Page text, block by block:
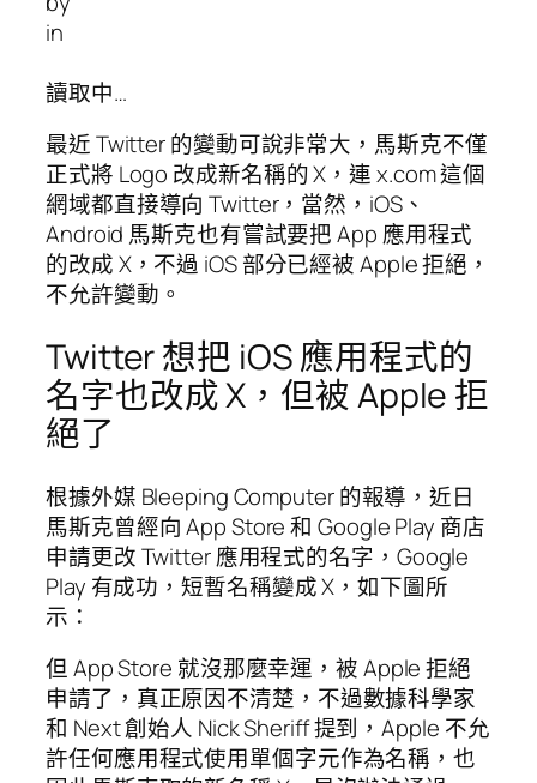
in
讀取中…
最近 Twitter 的變動可說非常大，馬斯克不僅
正式將 Logo 改成新名稱的 X，連 x.com 這個
網域都直接導向 Twitter，當然，iOS、
Android 馬斯克也有嘗試要把 App 應用程式
的改成 X，不過 iOS 部分已經被 Apple 拒絕，
不允許變動。
Twitter 想把 iOS 應用程式的
名字也改成 X，但被 Apple 拒
絕了
根據外媒 Bleeping Computer 的報導，近日
馬斯克曾經向 App Store 和 Google Play 商店
申請更改 Twitter 應用程式的名字，Google
Play 有成功，短暫名稱變成 X，如下圖所
示：
但 App Store 就沒那麼幸運，被 Apple 拒絕
申請了，真正原因不清楚，不過數據科學家
和 Next 創始人 Nick Sheriff 提到，Apple 不允
許任何應用程式使用單個字元作為名稱，也